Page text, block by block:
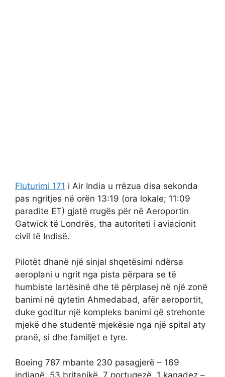
Fluturimi 171 i Air India u rrëzua disa sekonda
pas ngritjes në orën 13:19 (ora lokale; 11:09
paradite ET) gjatë rrugës për në Aeroportin
Gatwick të Londrës, tha autoriteti i aviacionit
civil të Indisë.
Pilotët dhanë një sinjal shqetësimi ndërsa
aeroplani u ngrit nga pista përpara se të
humbiste lartësinë dhe të përplasej në një zonë
banimi në qytetin Ahmedabad, afër aeroportit,
duke goditur një kompleks banimi që strehonte
mjekë dhe studentë mjekësie nga një spital aty
pranë, si dhe familjet e tyre.
Boeing 787 mbante 230 pasagjerë – 169